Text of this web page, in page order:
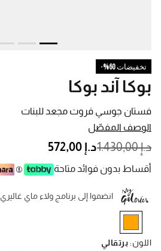
تخفيضات 60%-
فستان جوسي فروت مجعد للبنات
بوكا آند بوكا
الوصف المفصّل
PRICE REDUCED FROM
د.إ 1.430,00 TO
د.إ 572,00
أقساط بدون فوائد متاحة
انضموا إلى برنامج ولاء ماي غاليري
selectedاللون:برتقالي